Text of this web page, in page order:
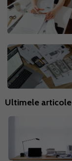
Ultimele articole